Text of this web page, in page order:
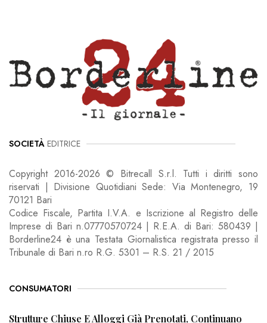
SOCIETÀ EDITRICE
Copyright 2016-2026 © Bitrecall S.r.l. Tutti i diritti sono
riservati | Divisione Quotidiani Sede: Via Montenegro, 19
70121 Bari
Codice Fiscale, Partita I.V.A. e Iscrizione al Registro delle
Imprese di Bari n.07770570724 | R.E.A. di Bari: 580439 |
Borderline24 è una Testata Giornalistica registrata presso il
Tribunale di Bari n.ro R.G. 5301 – R.S. 21 / 2015
CONSUMATORI
Strutture Chiuse E Alloggi Già Prenotati, Continuano